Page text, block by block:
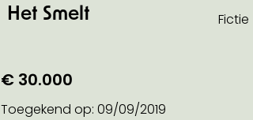
Het Smelt Fictie
€ 30.000
Toegekend op: 09/09/2019